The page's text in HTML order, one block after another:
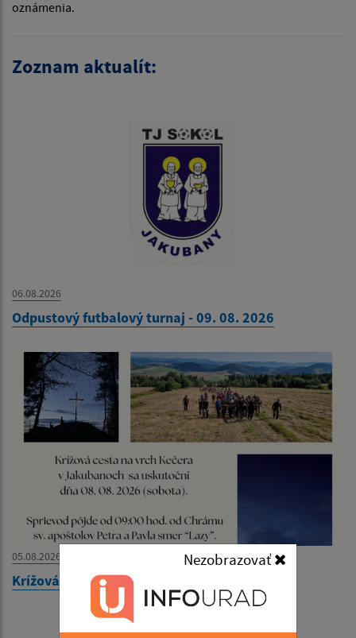
Nezobrazovať
oznámenia.
Zoznam aktualít:
06.08.2026
Odpustový futbalový turnaj - 09. 08. 2026
05.08.2026
Krížová cesta na vrch Kečera - 08. 08. 2026